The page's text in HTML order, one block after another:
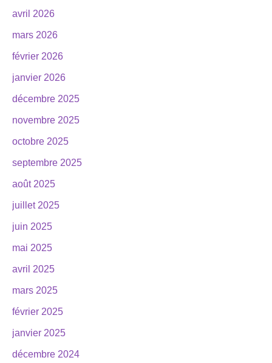
avril 2026
mars 2026
février 2026
janvier 2026
décembre 2025
novembre 2025
octobre 2025
septembre 2025
août 2025
juillet 2025
juin 2025
mai 2025
avril 2025
mars 2025
février 2025
janvier 2025
décembre 2024